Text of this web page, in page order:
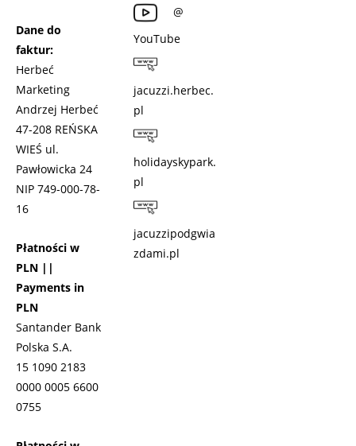
Dane do
faktur:
Herbeć
Marketing
Andrzej Herbeć
47-208 REŃSKA
WIEŚ ul.
Pawłowicka 24
NIP 749-000-78-
16
Płatności w
PLN ||
Payments in
PLN
Santander Bank
Polska S.A.
15 1090 2183
0000 0005 6600
0755
@
YouTube
jacuzzi.herbec.
pl
holidayskypark.
pl
jacuzzipodgwia
zdami.pl